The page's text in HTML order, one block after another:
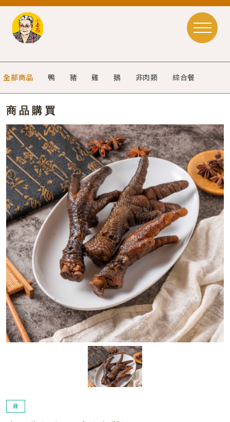
全部商品 鴨 豬 雞 鵝 非肉類 綜合餐
商品購買
雞